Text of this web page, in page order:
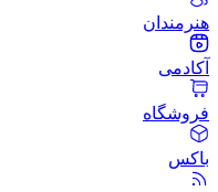
هنرمندان
آکادمی
فروشگاه
باکس